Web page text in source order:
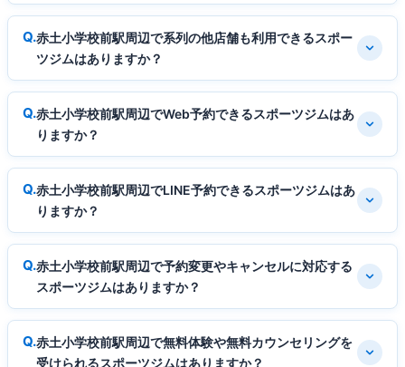
赤土小学校前駅周辺で系列の他店舗も利用できるスポー
ツジムはありますか？
赤土小学校前駅周辺でWeb予約できるスポーツジムはあ
りますか？
赤土小学校前駅周辺でLINE予約できるスポーツジムはあ
りますか？
赤土小学校前駅周辺で予約変更やキャンセルに対応する
スポーツジムはありますか？
赤土小学校前駅周辺で無料体験や無料カウンセリングを
受けられるスポーツジムはありますか？